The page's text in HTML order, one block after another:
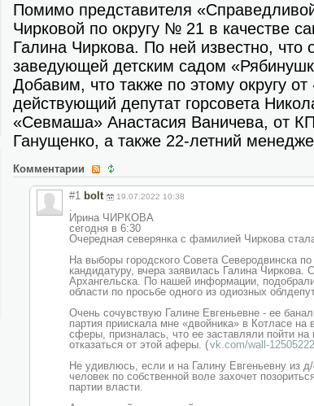
Помимо представителя
Чирковой по округу № 21 в качестве
Галина Чиркова. По ней известно, что
заведующей детским садом
Добавим, что также по этому округу
действующий депутат горсовета
«Севмаша» Анастасия Ваничева, от
Ганущенко, а также 22-летний
Комментарии
#1 bolt 19.07.2022 10:38
.
Ирина ЧИРКОВА
сегодня в 6:30
Очередная северянка с фамилией Чиркова
На выборы городского Совета Северодвинска
кандидатуру, вчера заявилась Галина
Архангельска. По нашей информации,
области по просьбе одного из одиозных
Очень сочувствую Галине Евгеньевне - ее
партия приискала мне «двойника» в Котласе
сферы, призналась, что ее заставляли пойти
отказаться от этой аферы. (vk.com/wall-
Не удивлюсь, если и на Галину Евгеньевну из
человек по собственной воле захочет
партии власти.